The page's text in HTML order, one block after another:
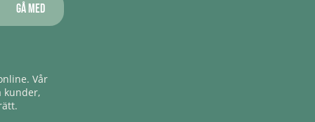
Gå med
Vår
kunder,